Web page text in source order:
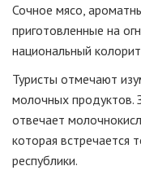
Сочное мясо,
приготовленные на
национальный
Туристы отмечают
молочных продуктов.
отвечает
которая встречается
республики.